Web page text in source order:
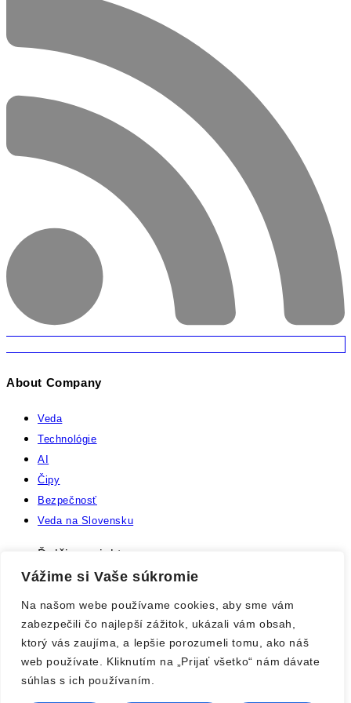
Vážime si Vaše súkromie
Na našom webe používame cookies, aby sme vám
zabezpečili čo najlepší zážitok, ukázali vám obsah,
ktorý vás zaujíma, a lepšie porozumeli tomu, ako náš
web používate. Kliknutím na „Prijať všetko“ nám dávate
súhlas s ich používaním.
About Company
Veda
Technológie
AI
Čipy
Bezpečnosť
Veda na Slovensku
Ďalšie projekty:
Astronomia.sk
Botanika.sk
Dejiny.sk
Economy.sk
Psychologia.sk
Filozofia.sk